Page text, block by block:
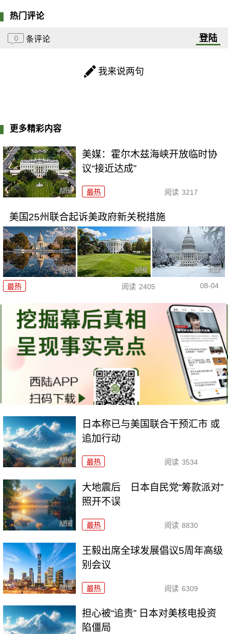
热门评论
0 条评论 登陆
我来说两句
更多精彩内容
美媒：霍尔木兹海峡开放临时协
议“接近达成”
最热 阅读 3217
美国25州联合起诉美政府新关税措施
最热 阅读 2405 08-04
日本称已与美国联合干预汇市 或
追加行动
最热 阅读 3534
大地震后 日本自民党“筹款派对”
照开不误
最热 阅读 8830
王毅出席全球发展倡议5周年高级
别会议
最热 阅读 6309
担心被“追责” 日本对美核电投资
陷僵局